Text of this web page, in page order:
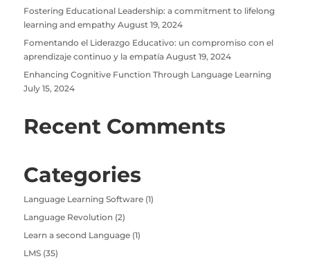
Fostering Educational Leadership: a commitment to lifelong
learning and empathy August 19, 2024
Fomentando el Liderazgo Educativo: un compromiso con el
aprendizaje continuo y la empatía August 19, 2024
Enhancing Cognitive Function Through Language Learning
July 15, 2024
Recent Comments
Categories
Language Learning Software(1)
Language Revolution (2)
Learn a second Language(1)
LMS(35)